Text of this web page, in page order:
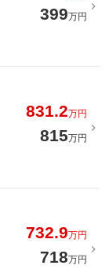
399万円
831.2万円
815万円
732.9万円
718万円